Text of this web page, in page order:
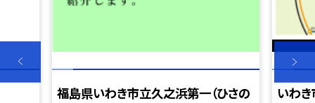
福島県いわき市立久之浜第一（ひさの
いわ